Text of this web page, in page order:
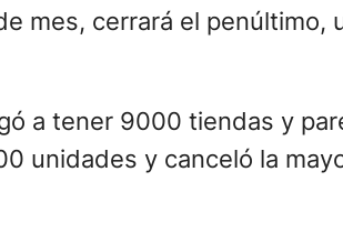
mes, cerrará el
a tener 9000 tiendas y
unidades y canceló la